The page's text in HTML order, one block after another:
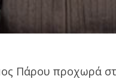
Πάρου προχωρά